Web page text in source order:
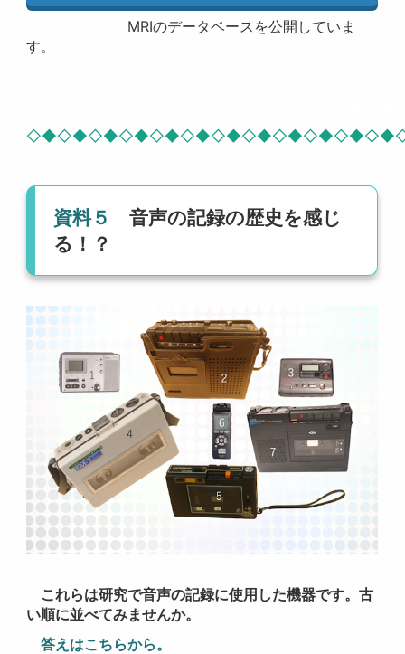
MRIのデータベースを公開していま
す。
資料５
音声の記録の歴史を感じ
る！？
これらは研究で音声の記録に使用した機器です。古
い順に並べてみませんか。
答えはこちらから。